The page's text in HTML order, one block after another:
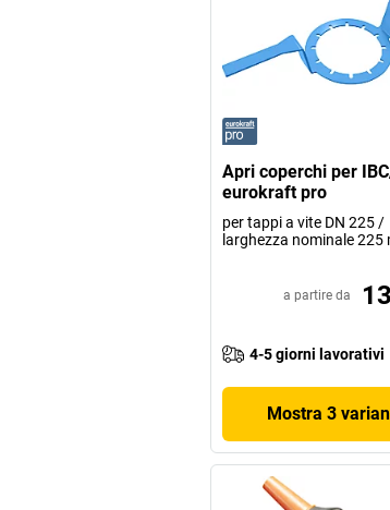
Apri coperchi per
eurokraft pro
per tappi a vite DN 225 /
larghezza nominale 225
a partire da
4-5 giorni lavorativi
Mostra 3